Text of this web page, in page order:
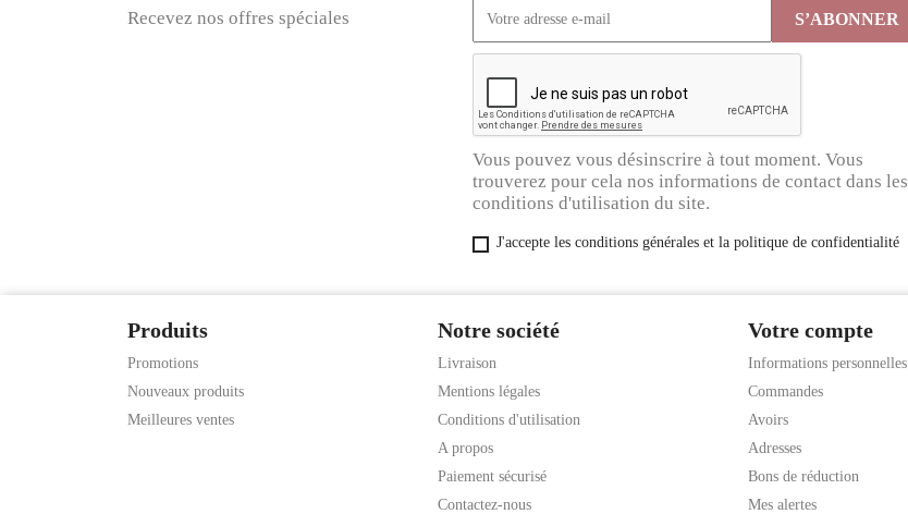
Recevez nos offres spéciales
Vous pouvez vous désinscrire à tout moment. Vous
trouverez pour cela nos informations de contact dans les
conditions d'utilisation du site.
J'accepte les conditions générales et la politique de confidentialité
Produits
Promotions
Nouveaux produits
Meilleures ventes
Notre société
Livraison
Mentions légales
Conditions d'utilisation
A propos
Paiement sécurisé
Contactez-nous
Votre compte
Informations personnelles
Commandes
Avoirs
Adresses
Bons de réduction
Mes alertes